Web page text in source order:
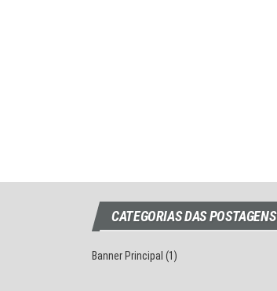
CATEGORIAS DAS POSTAGENS
Banner Principal (1)